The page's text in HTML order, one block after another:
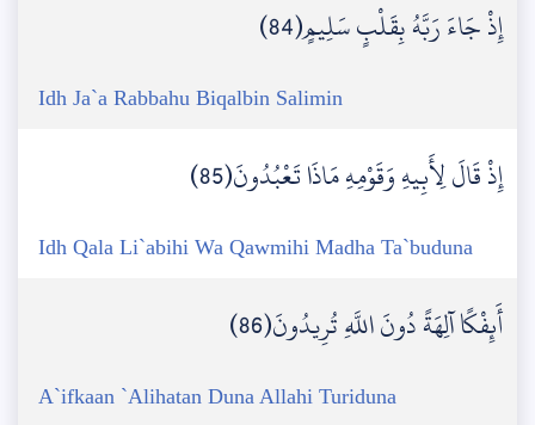
إِذْ جَاءَ رَبَّهُ بِقَلْبٍ سَلِيمٍ(84)
Idh Ja`a Rabbahu Biqalbin Salimin
إِذْ قَالَ لِأَبِيهِ وَقَوْمِهِ مَاذَا تَعْبُدُونَ(85)
Idh Qala Li`abihi Wa Qawmihi Madha Ta`buduna
أَئِفْكًا آلِهَةً دُونَ اللَّهِ تُرِيدُونَ(86)
A`ifkaan `Alihatan Duna Allahi Turiduna